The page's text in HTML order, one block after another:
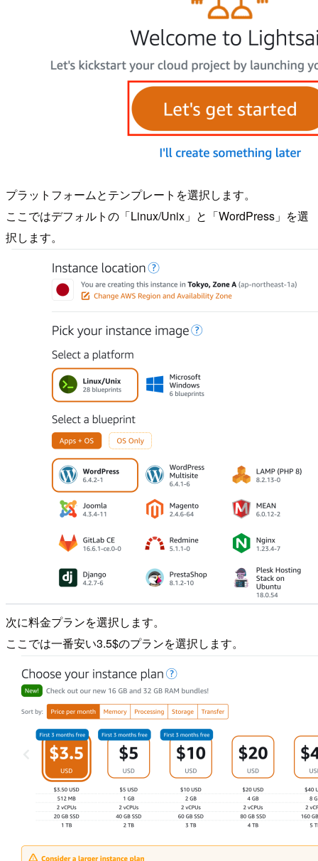
プラットフォームとテンプレートを選択します。
ここではデフォルトの「Linux/Unix」と「WordPress」を選
択します。
次に料金プランを選択します。
ここでは一番安い3.5$のプランを選択します。